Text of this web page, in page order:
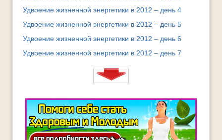
Удвоение жизненной энергетики в 2012 – день 4
Удвоение жизненной энергетики в 2012 – день 5
Удвоение жизненной энергетики в 2012 – день 6
Удвоение жизненной энергетики в 2012 – день 7